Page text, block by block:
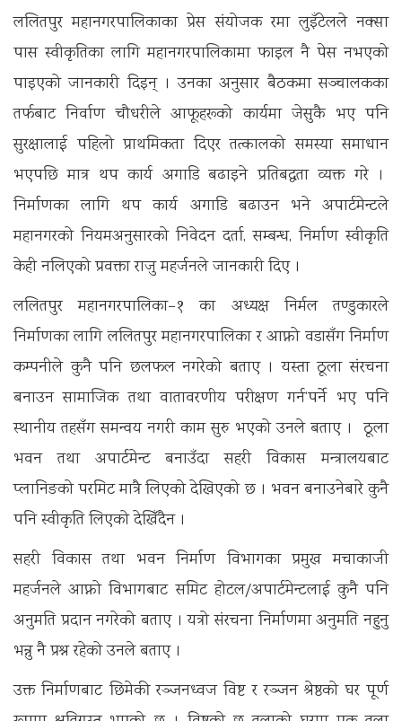
ललितपुर महानगरपालिकाका प्रेस संयोजक रमा लुइँटेलले नक्सा
पास स्वीकृतिका लागि महानगरपालिकामा फाइल नै पेस नभएको
पाइएको जानकारी दिइन् । उनका अनुसार बैठकमा सञ्चालकका
तर्फबाट निर्वाण चौधरीले आफूहरूको कार्यमा जेसुकै भए पनि
सुरक्षालाई पहिलो प्राथमिकता दिएर तत्कालको समस्या समाधान
भएपछि मात्र थप कार्य अगाडि बढाइने प्रतिबद्धता व्यक्त गरे ।
निर्माणका लागि थप कार्य अगाडि बढाउन भने अपार्टमेन्टले
महानगरको नियमअनुसारको निवेदन दर्ता, सम्बन्ध, निर्माण स्वीकृति
केही नलिएको प्रवक्ता राजु महर्जनले जानकारी दिए ।
ललितपुर महानगरपालिका–१ का अध्यक्ष निर्मल तण्डुकारले
निर्माणका लागि ललितपुर महानगरपालिका र आफ्नो वडासँग निर्माण
कम्पनीले कुनै पनि छलफल नगरेको बताए । यस्ता ठूला संरचना
बनाउन सामाजिक तथा वातावरणीय परीक्षण गर्न‘पर्ने भए पनि
स्थानीय तहसँग समन्वय नगरी काम सुरु भएको उनले बताए । ठूला
भवन तथा अपार्टमेन्ट बनाउँदा सहरी विकास मन्त्रालयबाट
प्लानिङको परमिट मात्रै लिएको देखिएको छ । भवन बनाउनेबारे कुनै
पनि स्वीकृति लिएको देखिँदैन ।
सहरी विकास तथा भवन निर्माण विभागका प्रमुख मचाकाजी
महर्जनले आफ्नो विभागबाट समिट होटल/अपार्टमेन्टलाई कुनै पनि
अनुमति प्रदान नगरेको बताए । यत्रो संरचना निर्माणमा अनुमति नहुनु
भन्नु नै प्रश्न रहेको उनले बताए ।
उक्त निर्माणबाट छिमेकी रञ्जनध्वज विष्ट र रञ्जन श्रेष्ठको घर पूर्ण